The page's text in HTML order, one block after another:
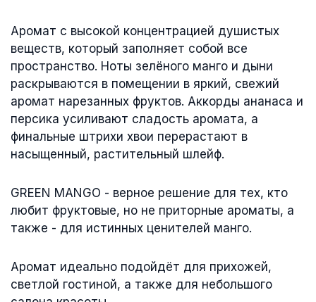
Аромат с высокой концентрацией душистых
веществ, который заполняет собой все
пространство. Ноты зелёного манго и дыни
раскрываются в помещении в яркий, свежий
аромат нарезанных фруктов. Аккорды ананаса и
персика усиливают сладость аромата, а
финальные штрихи хвои перерастают в
насыщенный, растительный шлейф.
GREEN MANGO - верное решение для тех, кто
любит фруктовые, но не приторные ароматы, а
также - для истинных ценителей манго.
Аромат идеально подойдёт для прихожей,
светлой гостиной, а также для небольшого